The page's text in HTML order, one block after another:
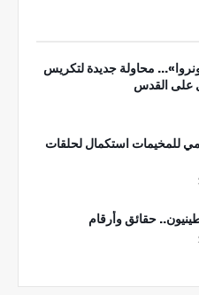
محاولة جديدة لتكريس
على القدس
للمخيمات استكمال لحلقات
حقائق وأرقام